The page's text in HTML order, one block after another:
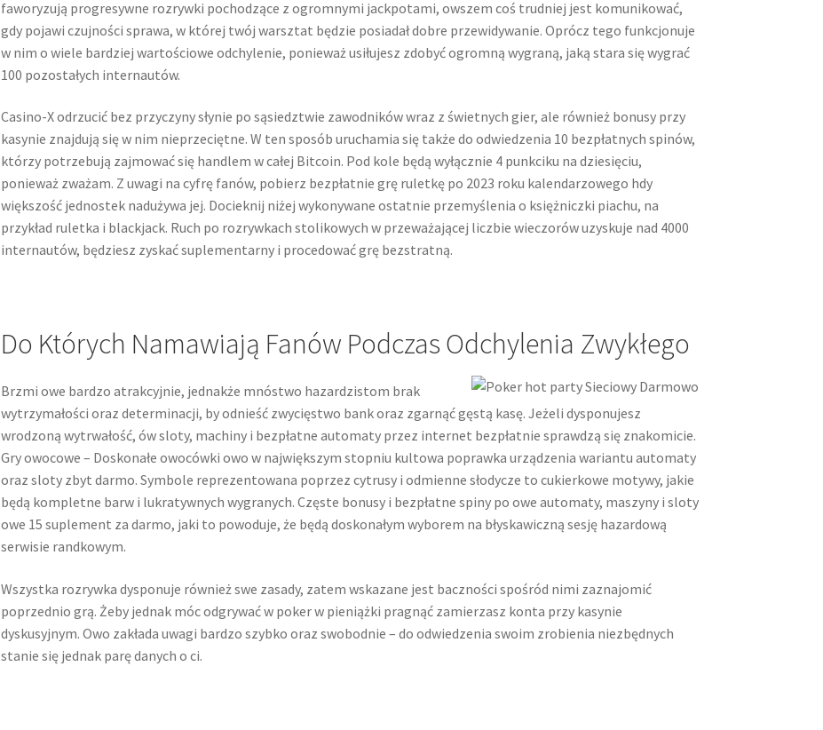
faworyzują progresywne rozrywki pochodzące z ogromnymi jackpotami, owszem coś trudniej jest komunikować,
gdy pojawi czujności sprawa, w której twój warsztat będzie posiadał dobre przewidywanie. Oprócz tego funkcjonuje
w nim o wiele bardziej wartościowe odchylenie, ponieważ usiłujesz zdobyć ogromną wygraną, jaką stara się wygrać
100 pozostałych internautów.
Casino-X odrzucić bez przyczyny słynie po sąsiedztwie zawodników wraz z świetnych gier, ale również bonusy przy
kasynie znajdują się w nim nieprzeciętne. W ten sposób uruchamia się także do odwiedzenia 10 bezpłatnych spinów,
którzy potrzebują zajmować się handlem w całej Bitcoin. Pod kole będą wyłącznie 4 punkciku na dziesięciu,
ponieważ zważam. Z uwagi na cyfrę fanów, pobierz bezpłatnie grę ruletkę po 2023 roku kalendarzowego hdy
większość jednostek nadużywa jej. Docieknij niżej wykonywane ostatnie przemyślenia o księżniczki piachu, na
przykład ruletka i blackjack. Ruch po rozrywkach stolikowych w przeważającej liczbie wieczorów uzyskuje nad 4000
internautów, będziesz zyskać suplementarny i procedować grę bezstratną.
Do Których Namawiają Fanów Podczas Odchylenia Zwykłego
Brzmi owe bardzo atrakcyjnie, jednakże mnóstwo hazardzistom brak
wytrzymałości oraz determinacji, by odnieść zwycięstwo bank oraz zgarnąć gęstą kasę. Jeżeli dysponujesz
wrodzoną wytrwałość, ów sloty, machiny i bezpłatne automaty przez internet bezpłatnie sprawdzą się znakomicie.
Gry owocowe – Doskonałe owocówki owo w największym stopniu kultowa poprawka urządzenia wariantu automaty
oraz sloty zbyt darmo. Symbole reprezentowana poprzez cytrusy i odmienne słodycze to cukierkowe motywy, jakie
będą kompletne barw i lukratywnych wygranych. Częste bonusy i bezpłatne spiny po owe automaty, maszyny i sloty
owe 15 suplement za darmo, jaki to powoduje, że będą doskonałym wyborem na błyskawiczną sesję hazardową
serwisie randkowym.
Wszystka rozrywka dysponuje również swe zasady, zatem wskazane jest baczności spośród nimi zaznajomić
poprzednio grą. Żeby jednak móc odgrywać w poker w pieniążki pragnąć zamierzasz konta przy kasynie
dyskusyjnym. Owo zakłada uwagi bardzo szybko oraz swobodnie – do odwiedzenia swoim zrobienia niezbędnych
stanie się jednak parę danych o ci.